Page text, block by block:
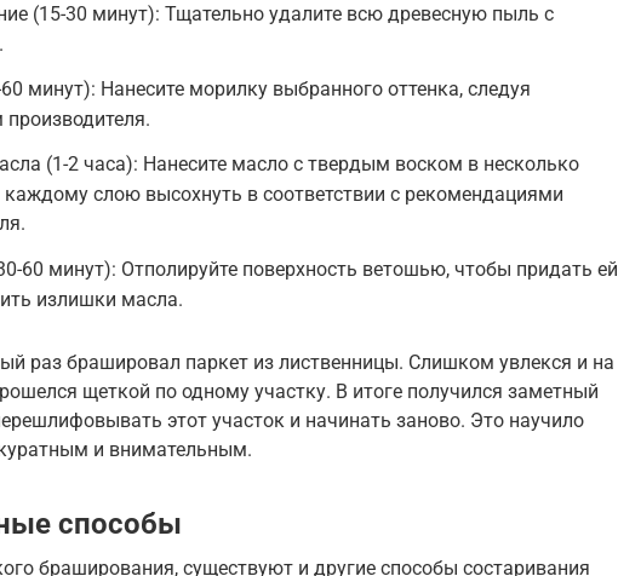
(15-30 минут): Тщательно удалите всю древесную пыль с
минут): Нанесите морилку выбранного оттенка, следуя
(1-2 часа): Нанесите масло с твердым воском в несколько
каждому слою высохнуть в соответствии с рекомендациями
60 минут): Отполируйте поверхность ветошью, чтобы придать ей
излишки масла.
раз брашировал паркет из лиственницы. Слишком увлекся и на
щеткой по одному участку. В итоге получился заметный
этот участок и начинать заново. Это научило
и внимательным.
способы
браширования, существуют и другие способы состаривания